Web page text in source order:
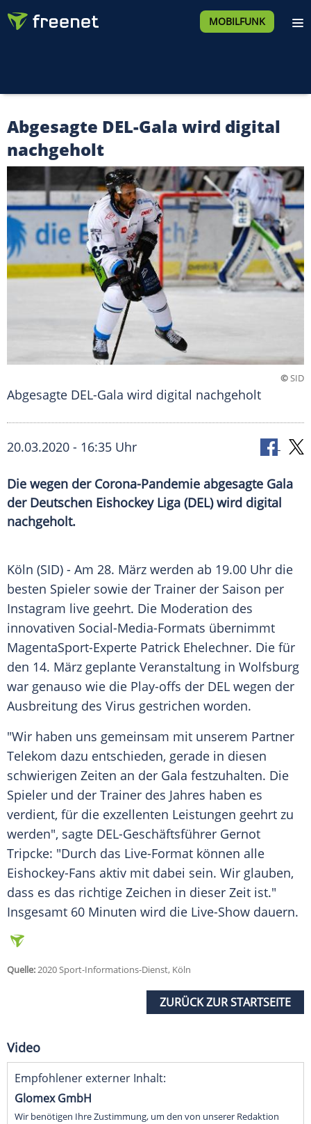
MOBILFUNK
Abgesagte DEL-Gala wird digital
nachgeholt
©SID
Abgesagte DEL-Gala wird digital nachgeholt
20.03.2020 - 16:35 Uhr
Die wegen der Corona-Pandemie abgesagte Gala
der Deutschen Eishockey Liga (DEL) wird digital
nachgeholt.
Köln (SID) - Am 28. März werden ab 19.00 Uhr die
besten Spieler sowie der Trainer der Saison per
Instagram live geehrt. Die Moderation des
innovativen Social-Media-Formats übernimmt
MagentaSport-Experte Patrick Ehelechner. Die für
den 14. März geplante Veranstaltung in Wolfsburg
war genauso wie die Play-offs der DEL wegen der
Ausbreitung des Virus gestrichen worden.
"Wir haben uns gemeinsam mit unserem Partner
Telekom dazu entschieden, gerade in diesen
schwierigen Zeiten an der Gala festzuhalten. Die
Spieler und der Trainer des Jahres haben es
verdient, für die exzellenten Leistungen geehrt zu
werden", sagte DEL-Geschäftsführer Gernot
Tripcke: "Durch das Live-Format können alle
Eishockey-Fans aktiv mit dabei sein. Wir glauben,
dass es das richtige Zeichen in dieser Zeit ist."
Insgesamt 60 Minuten wird die Live-Show dauern.
Quelle:2020 Sport-Informations-Dienst, Köln
ZURÜCK ZUR STARTSEITE
Video
Empfohlener externer Inhalt:
Glomex GmbH
Wir benötigen Ihre Zustimmung, um den von unserer Redaktion